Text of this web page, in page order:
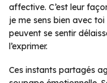
affective. C’est leur
je me sens bien avec
peuvent se sentir
l’exprimer.
Ces instants partagés